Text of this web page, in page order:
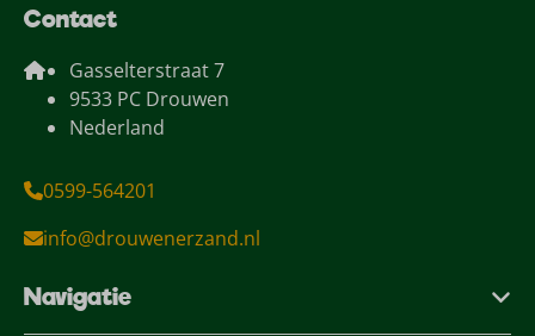
Contact
Gasselterstraat 7
9533 PC Drouwen
Nederland
0599-564201
info@drouwenerzand.nl
Navigatie